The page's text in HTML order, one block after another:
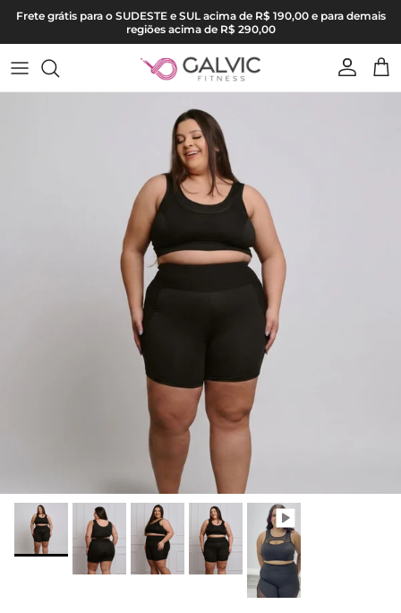
Pular para o conteúdo
Frete grátis para o SUDESTE e SUL acima de R$ 190,00 e para demais
regiões acima de R$ 290,00
Conta